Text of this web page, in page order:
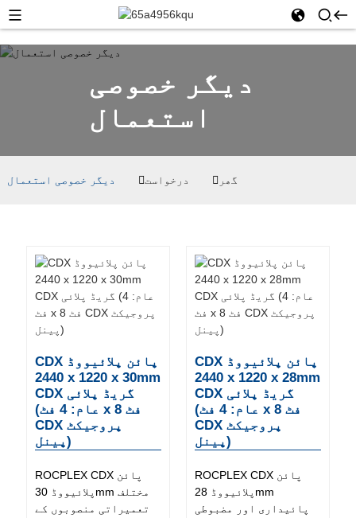
دیگر خصوصی
استعمال
گھر درخواست دیگر خصوصی استعمال
CDX پائن پلائیووڈ
2440 x 1220 x 30mm
CDX گریڈ پلائی
(عام: 4 فٹ x 8 فٹ
CDX پروجیکٹ
پینل)
ROCPLEX CDX پائن
پلائیووڈ 30mm مختلف
تعمیراتی منصوبوں کے
CDX پائن پلائیووڈ
2440 x 1220 x 28mm
CDX گریڈ پلائی
(عام: 4 فٹ x 8 فٹ
CDX پروجیکٹ
پینل)
ROCPLEX CDX پائن
پلائیووڈ 28mm
پائیداری اور مضبوطی